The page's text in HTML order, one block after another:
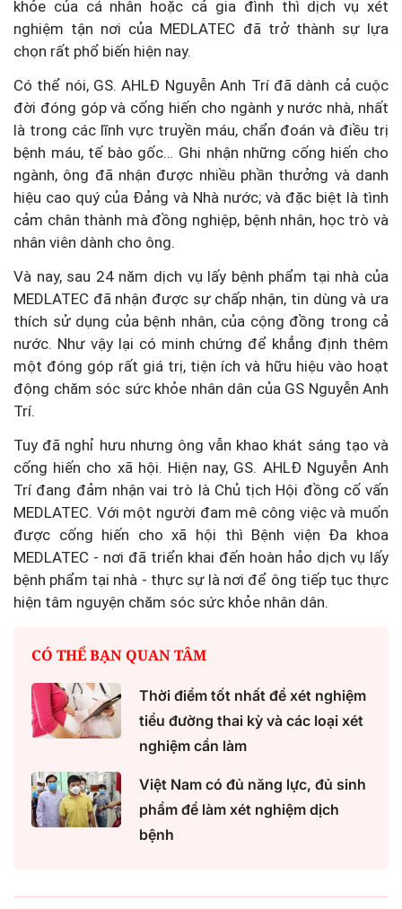
khỏe của cá nhân hoặc cả gia đình thì dịch vụ xét
nghiệm tận nơi của MEDLATEC đã trở thành sự lựa
chọn rất phổ biến hiện nay.
Có thể nói, GS. AHLĐ Nguyễn Anh Trí đã dành cả cuộc
đời đóng góp và cống hiến cho ngành y nước nhà, nhất
là trong các lĩnh vực truyền máu, chẩn đoán và điều trị
bệnh máu, tế bào gốc… Ghi nhận những cống hiến cho
ngành, ông đã nhận được nhiều phần thưởng và danh
hiệu cao quý của Đảng và Nhà nước; và đặc biệt là tình
cảm chân thành mà đồng nghiệp, bệnh nhân, học trò và
nhân viên dành cho ông.
Và nay, sau 24 năm dịch vụ lấy bệnh phẩm tại nhà của
MEDLATEC đã nhận được sự chấp nhận, tin dùng và ưa
thích sử dụng của bệnh nhân, của cộng đồng trong cả
nước. Như vậy lại có minh chứng để khẳng định thêm
một đóng góp rất giá trị, tiện ích và hữu hiệu vào hoạt
động chăm sóc sức khỏe nhân dân của GS Nguyễn Anh
Trí.
Tuy đã nghỉ hưu nhưng ông vẫn khao khát sáng tạo và
cống hiến cho xã hội. Hiện nay, GS. AHLĐ Nguyễn Anh
Trí đang đảm nhận vai trò là Chủ tịch Hội đồng cố vấn
MEDLATEC. Với một người đam mê công việc và muốn
được cống hiến cho xã hội thì Bệnh viện Đa khoa
MEDLATEC - nơi đã triển khai đến hoàn hảo dịch vụ lấy
bệnh phẩm tại nhà - thực sự là nơi để ông tiếp tục thực
hiện tâm nguyện chăm sóc sức khỏe nhân dân.
CÓ THỂ BẠN QUAN TÂM
Thời điểm tốt nhất để xét nghiệm
tiểu đường thai kỳ và các loại xét
nghiệm cần làm
Việt Nam có đủ năng lực, đủ sinh
phẩm để làm xét nghiệm dịch
bệnh